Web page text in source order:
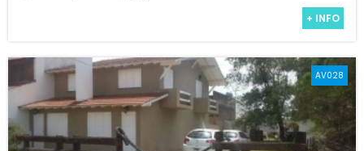
+ INFO
AV028